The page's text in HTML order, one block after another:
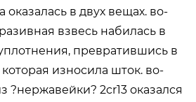
в двух вещах. во-
взвесь набилась в
превратившись в
износила шток. во-
?нержавейки? 2cr13 оказался